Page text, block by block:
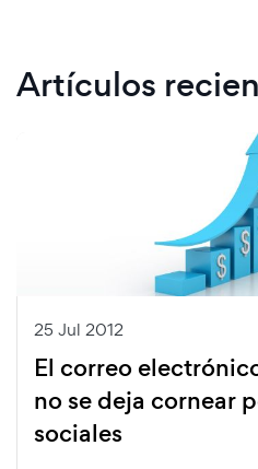
Artículos
25 Jul 2012
El correo
no se deja cornear
sociales